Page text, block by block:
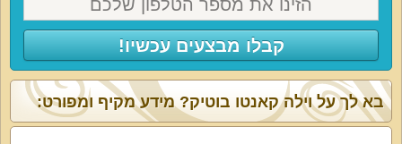
קבלו מבצעים עכשיו!
בא לך על וילה קאנטו בוטיק? מידע מקיף ומפורט: